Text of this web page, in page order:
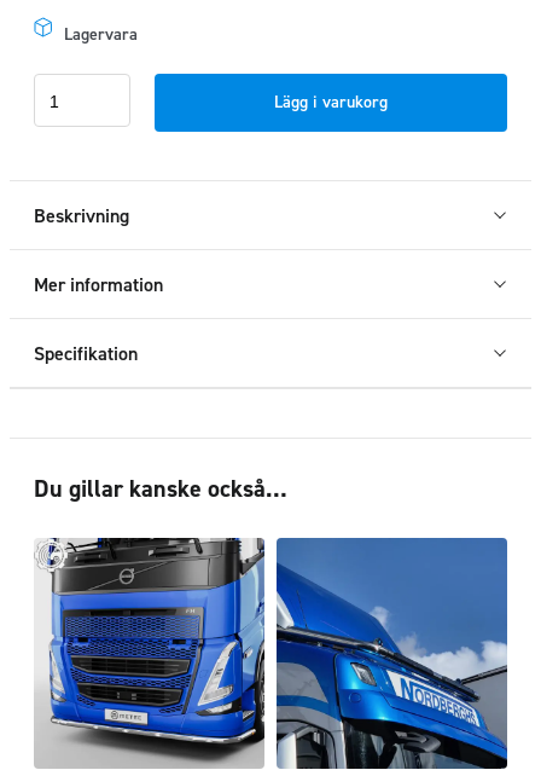
Lagervara
FH4
2013
mängd
Lägg i varukorg
Beskrivning
Mer information
Specifikation
Du gillar kanske också…